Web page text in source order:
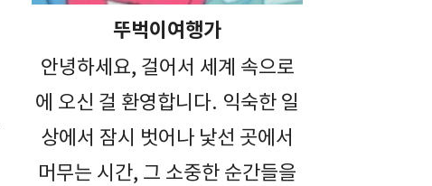
뚜벅이여행가
안녕하세요, 걸어서 세계 속으로
에 오신 걸 환영합니다. 익숙한 일
상에서 잠시 벗어나 낯선 곳에서
머무는 시간, 그 소중한 순간들을